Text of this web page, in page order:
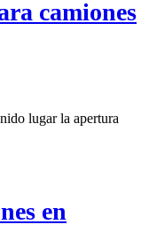
camiones
lugar la apertura
en